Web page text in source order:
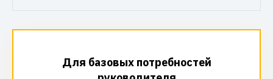
Для базовых потребностей